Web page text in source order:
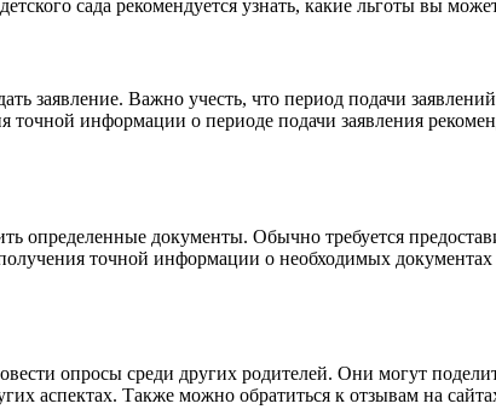
сада рекомендуется узнать, какие льготы вы
заявление. Важно учесть, что период подачи
информации о периоде подачи заявления
определенные документы. Обычно требуется
точной информации о необходимых документах
опросы среди других родителей. Они могут
аспектах. Также можно обратиться к отзывам на